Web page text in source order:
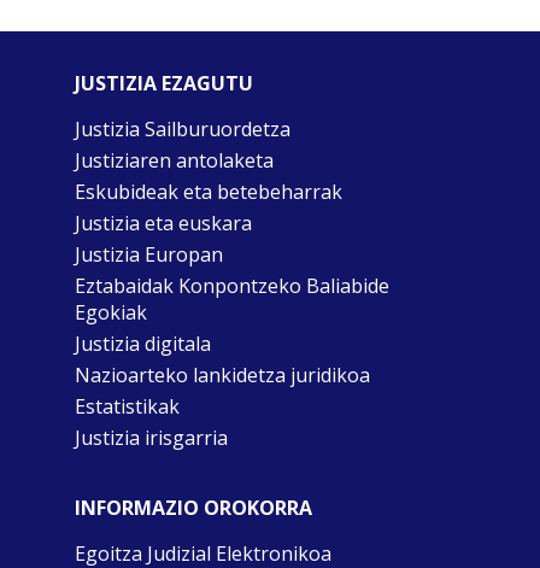
JUSTIZIA EZAGUTU
Justizia Sailburuordetza
Justiziaren antolaketa
Eskubideak eta betebeharrak
Justizia eta euskara
Justizia Europan
Eztabaidak Konpontzeko Baliabide
Egokiak
Justizia digitala
Nazioarteko lankidetza juridikoa
Estatistikak
Justizia irisgarria
INFORMAZIO OROKORRA
Egoitza Judizial Elektronikoa